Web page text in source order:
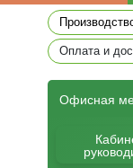
Оплата и
Офиcная